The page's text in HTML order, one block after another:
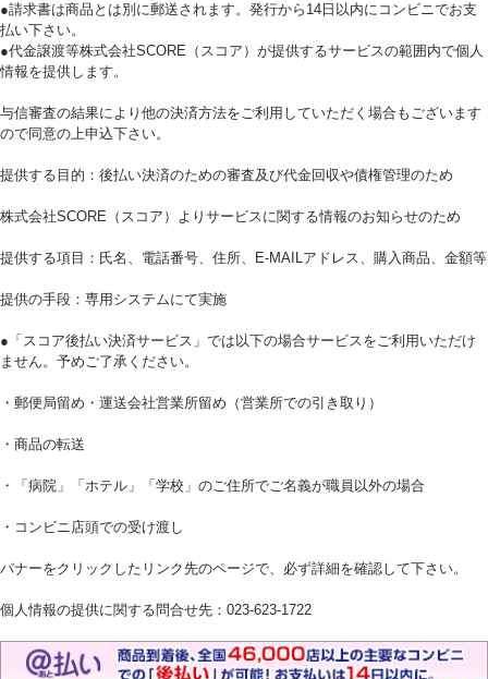
●請求書は商品とは別に郵送されます。発行から14日以内にコンビニでお支
払い下さい。
●代金譲渡等株式会社SCORE（スコア）が提供するサービスの範囲内で個人
情報を提供します。
与信審査の結果により他の決済方法をご利用していただく場合もございます
ので同意の上申込下さい。
提供する目的：後払い決済のための審査及び代金回収や債権管理のため
株式会社SCORE（スコア）よりサービスに関する情報のお知らせのため
提供する項目：氏名、電話番号、住所、E‐MAILアドレス、購入商品、金額等
提供の手段：専用システムにて実施
●「スコア後払い決済サービス」では以下の場合サービスをご利用いただけ
ません。予めご了承ください。
・郵便局留め・運送会社営業所留め（営業所での引き取り）
・商品の転送
・「病院」「ホテル」「学校」のご住所でご名義が職員以外の場合
・コンビニ店頭での受け渡し
バナーをクリックしたリンク先のページで、必ず詳細を確認して下さい。
個人情報の提供に関する問合せ先：023-623-1722